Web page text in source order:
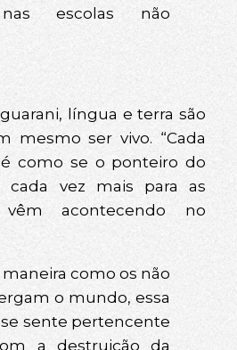
escolas não
língua e terra são
mesmo ser vivo. “Cada
como se o ponteiro do
cada vez mais para as
acontecendo no
maneira como os não
o mundo, essa
sente pertencente
a destruição da